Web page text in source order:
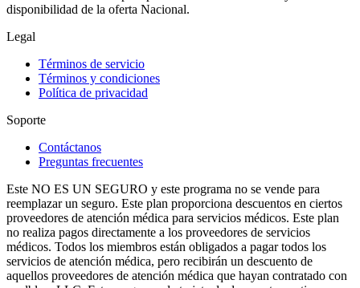
disponibilidad de la oferta Nacional.
Legal
Términos de servicio
Términos y condiciones
Política de privacidad
Soporte
Contáctanos
Preguntas frecuentes
Este NO ES UN SEGURO y este programa no se vende para
reemplazar un seguro. Este plan proporciona descuentos en ciertos
proveedores de atención médica para servicios médicos. Este plan
no realiza pagos directamente a los proveedores de servicios
médicos. Todos los miembros están obligados a pagar todos los
servicios de atención médica, pero recibirán un descuento de
aquellos proveedores de atención médica que hayan contratado con